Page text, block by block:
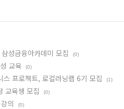
성금융아카데미 모집
(0)
교육 (0)
프로젝트, 로컬러닝랩 6기 모집 (1)
교육생 모집 (0)
의 (0)